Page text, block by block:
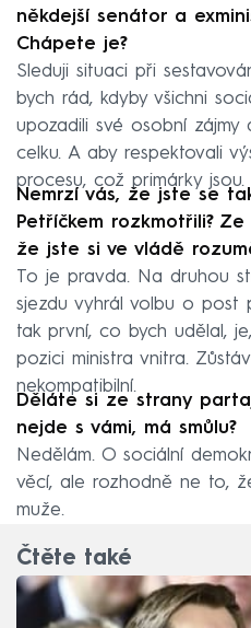
někdejší senátor a
Chápete je?
Sleduji situaci při
bych rád, kdyby všichni
upozadili své osobní zájmy
celku. A aby respektovali
procesu, což primárky jsou.
Nemrzí vás, že jste se
Petříčkem rozkmotřili?
že jste si ve vládě
To je pravda. Na druhou
sjezdu vyhrál volbu o post
tak první, co bych udělal,
pozici ministra vnitra.
nekompatibilní.
Děláte si ze strany
nejde s vámi, má smůlu?
Nedělám. O sociální
věcí, ale rozhodně ne to,
muže.
Čtěte také